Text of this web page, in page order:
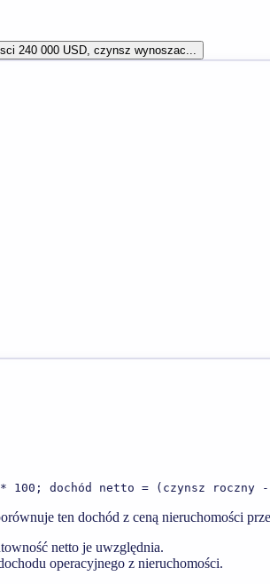
240 000 USD, czynsz wynoszac...
100; dochód netto = (czynsz roczny
ten dochód z ceną nieruchomości
netto je uwzględnia.
operacyjnego z nieruchomości.